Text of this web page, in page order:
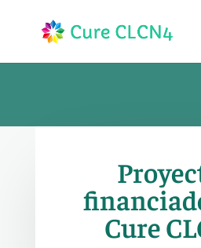
Cure